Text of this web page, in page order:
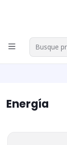
Energía